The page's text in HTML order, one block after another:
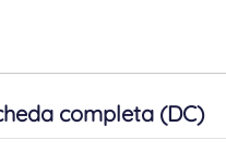
completa (DC)